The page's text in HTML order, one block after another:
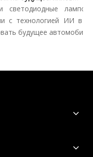
лампочки
технологией ИИ в
будущее автомобильн...